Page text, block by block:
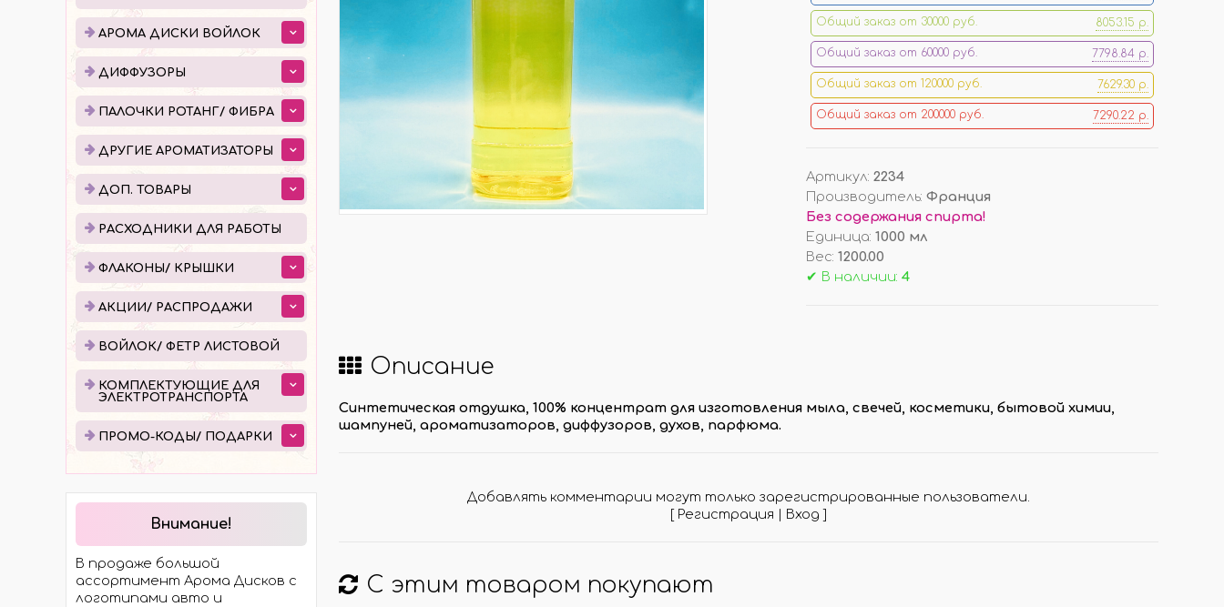
ДИФФУЗОРЫ
ЕМКОСТИ ДЛЯ ДИФФУЗОРОВ
ГОТОВЫЕ ДИФФУЗОРЫ
ЖИДКОСТЬ ДЛЯ ДИФФУЗОРОВ
ПАЛОЧКИ РОТАНГ/ ФИБРА
УПАКОВКИ ПО 100 ШТ
ДРУГИЕ АРОМАТИЗАТОРЫ
НА ДЕФЛЕКТОР АВТО
ДОП. ТОВАРЫ
ДЛЯ ДЕГУСТАЦИИ АРОМАТОВ
КОРОБКИ/ УПАКОВКА
СТОЙКИ/ ПОДСТАВКИ
ПОДВЕСКИ (РАСПРОДАЖА!)
РАСХОДНИКИ ДЛЯ РАБОТЫ АКЦИИ/ РАСПРОДАЖИ ВОЙЛОК/ ФЕТР ЛИСТОВОЙ
КОМПЛЕКТУЮЩИЕ ДЛЯ
ЭЛЕКТРОТРАНСПОРТА
МОСТЫ
ХОДОВАЯ ЧАСТЬ
ЭЛЕКТРОМОТОРЫ И
КОМПЛЕКТЫ
ГИДРАВЛИКА
КОЛЁСА И ШИНЫ
ПРОМО-КОДЫ
Общий заказ от 30000 руб. 8053.15 р.
Общий заказ от 60000 руб. 7798.84 р.
Общий заказ от 120000 руб. 7629.30 р.
Общий заказ от 200000 руб. 7290.22 р.
Артикул: 2234
Производитель: Франция
Без содержания спирта!
Единица: 1000 мл
Вес: 1200.00
✔ В наличии: 4
Описание
Синтетическая отдушка, 100% концентрат для изготовления мыла, свечей, косметики, бытовой химии,
шампуней, ароматизаторов, диффузоров, духов, парфюма.
Добавлять комментарии могут только зарегистрированные пользователи.
[ Регистрация | Вход ]
С этим товаром покупают
АРОМА ДИСКИ ВОЙЛОК
ДИФФУЗОРЫ
ПАЛОЧКИ РОТАНГ/ ФИБРА
ДРУГИЕ АРОМАТИЗАТОРЫ
ДОП. ТОВАРЫ
РАСХОДНИКИ ДЛЯ РАБОТЫ
ФЛАКОНЫ/ КРЫШКИ
АКЦИИ/ РАСПРОДАЖИ
ВОЙЛОК/ ФЕТР ЛИСТОВОЙ
КОМПЛЕКТУЮЩИЕ ДЛЯ
ЭЛЕКТРОТРАНСПОРТА
ПРОМО-КОДЫ/ ПОДАРКИ
Внимание!
В продаже большой
ассортимент Арома Дисков с
логотипами авто и